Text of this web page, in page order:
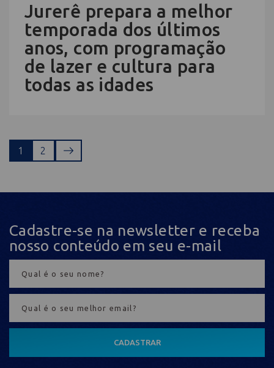
Jurerê prepara a melhor
temporada dos últimos
anos, com programação
de lazer e cultura para
todas as idades
1 2
Cadastre-se na newsletter e receba
nosso conteúdo em seu e-mail
CADASTRAR